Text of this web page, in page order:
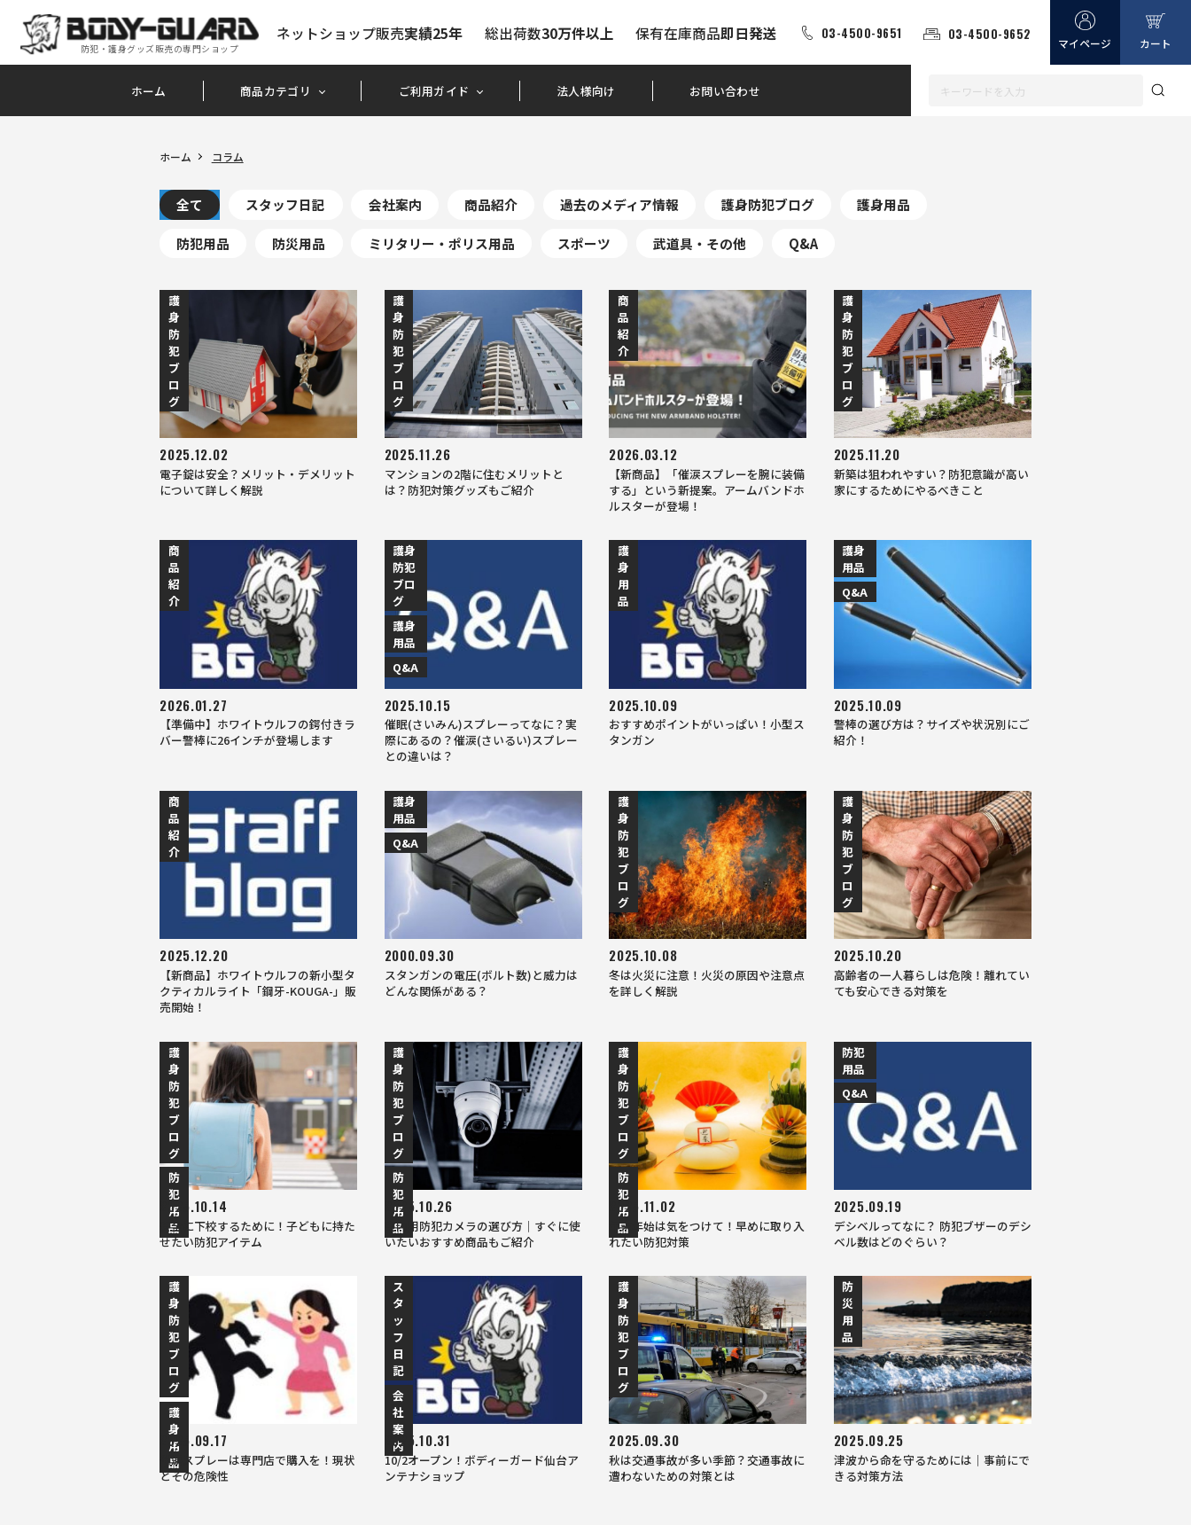
防犯・護身グッズ販売の専門ショップ
ネットショップ販売実績25年 総出荷数30万件以上 保有在庫商品即日発送 03-4500-9651 03-4500-9652
マイページ カート
ホーム 商品カテゴリ ご利用ガイド 法人様向け お問い合わせ
ホーム コラム
全て スタッフ日記 会社案内 商品紹介 過去のメディア情報 護身防犯ブログ 護身用品
防犯用品 防災用品 ミリタリー・ポリス用品 スポーツ 武道具・その他 Q&A
護
身
防
犯
ブ
ロ
グ
2025.12.02
電子錠は安全？メリット・デメリット
について詳しく解説
護
身
防
犯
ブ
ロ
グ
2025.11.26
マンションの2階に住むメリットと
は？防犯対策グッズもご紹介
商
品
紹
介
2026.03.12
【新商品】「催涙スプレーを腕に装備
する」という新提案。アームバンドホ
ルスターが登場！
護
身
防
犯
ブ
ロ
グ
2025.11.20
新築は狙われやすい？防犯意識が高い
家にするためにやるべきこと
商
品
紹
介
2026.01.27
【準備中】ホワイトウルフの鍔付きラ
バー警棒に26インチが登場します
護身
防犯
ブロ
グ
護身
用品
Q&A
2025.10.15
催眠(さいみん)スプレーってなに？実
際にあるの？催涙(さいるい)スプレー
との違いは？
護
身
用
品
2025.10.09
おすすめポイントがいっぱい！小型ス
タンガン
護身
用品
Q&A
2025.10.09
警棒の選び方は？サイズや状況別にご
紹介！
商
品
紹
介
2025.12.20
【新商品】ホワイトウルフの新小型タ
クティカルライト「鋼牙-KOUGA-」販
売開始！
護身
用品
Q&A
2000.09.30
スタンガンの電圧(ボルト数)と威力は
どんな関係がある？
護
身
防
犯
ブ
ロ
グ
2025.10.08
冬は火災に注意！火災の原因や注意点
を詳しく解説
護
身
防
犯
ブ
ロ
グ
2025.10.20
高齢者の一人暮らしは危険！離れてい
ても安心できる対策を
護
身
防
犯
ブ
ロ
グ
防
犯
用
品
2025.10.14
安全に下校するために！子どもに持た
せたい防犯アイテム
護
身
防
犯
ブ
ロ
グ
防
犯
用
品
2025.10.26
室内用防犯カメラの選び方｜すぐに使
いたいおすすめ商品もご紹介
護
身
防
犯
ブ
ロ
グ
防
犯
用
品
2025.11.02
年末年始は気をつけて！早めに取り入
れたい防犯対策
防犯
用品
Q&A
2025.09.19
デシベルってなに？ 防犯ブザーのデシ
ベル数はどのぐらい？
護
身
防
犯
ブ
ロ
グ
護
身
用
品
2025.09.17
催涙スプレーは専門店で購入を！現状
とその危険性
ス
タ
ッ
フ
日
記
会
社
案
内
2025.10.31
10/2オープン！ボディーガード仙台ア
ンテナショップ
護
身
防
犯
ブ
ロ
グ
2025.09.30
秋は交通事故が多い季節？交通事故に
遭わないための対策とは
防
災
用
品
2025.09.25
津波から命を守るためには｜事前にで
きる対策方法